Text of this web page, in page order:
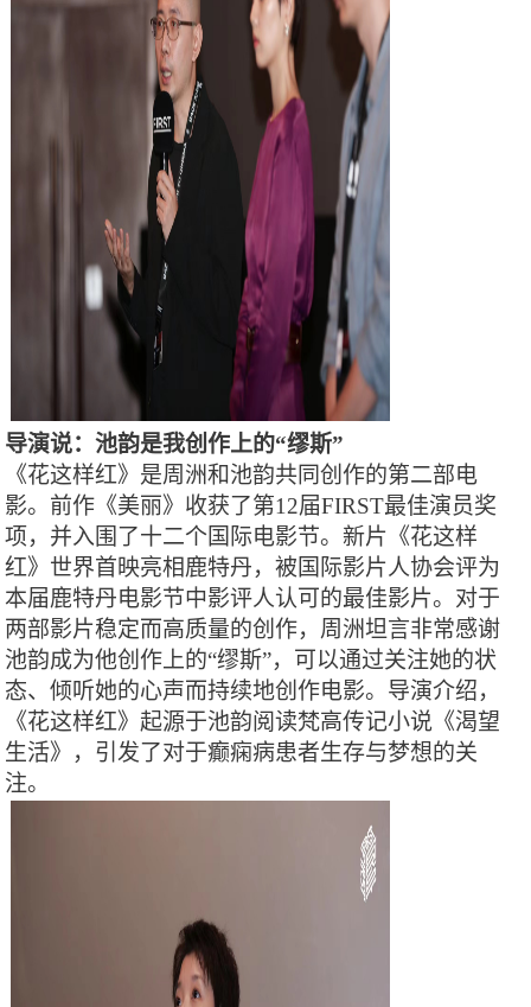
导演说：池韵是我创作上的“缪斯”
《花这样红》是周洲和池韵共同创作的第二部电
影。前作《美丽》收获了第12届FIRST最佳演员奖
项，并入围了十二个国际电影节。新片《花这样
红》世界首映亮相鹿特丹，被国际影片人协会评为
本届鹿特丹电影节中影评人认可的最佳影片。对于
两部影片稳定而高质量的创作，周洲坦言非常感谢
池韵成为他创作上的“缪斯”，可以通过关注她的状
态、倾听她的心声而持续地创作电影。导演介绍，
《花这样红》起源于池韵阅读梵高传记小说《渴望
生活》，引发了对于癫痫病患者生存与梦想的关
注。